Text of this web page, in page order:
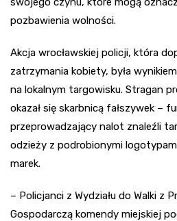
pozbawienia wolności.
Akcja wrocławskiej policji, która
zatrzymania kobiety, była
na lokalnym targowisku. Stragan
okazał się skarbnicą fałszywek –
przeprowadzający nalot znaleźli
odzieży z podrobionymi
marek.
– Policjanci z Wydziału do Walki z
Gospodarczą komendy miejskiej